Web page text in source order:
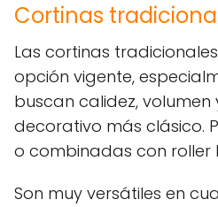
Cortinas
Las cortinas
opción vigente,
buscan calidez,
decorativo más clásico.
o combinadas con roller
Son muy versátiles en